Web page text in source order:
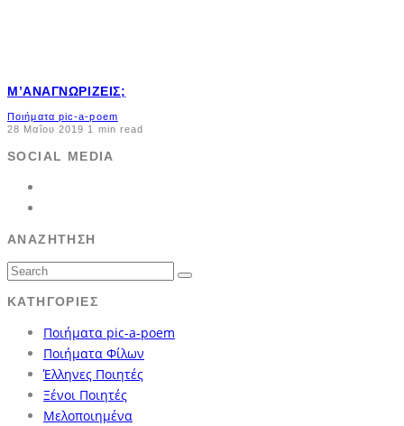
Μ’ΑΝΑΓΝΩΡΊΖΕΙΣ;
Ποιήματα pic-a-poem
28 Μαΐου 2019 1 min read
SOCIAL MEDIA
ΑΝΑΖΉΤΗΣΗ
ΚΑΤΗΓΟΡΊΕΣ
Ποιήματα pic-a-poem
Ποιήματα Φίλων
Έλληνες Ποιητές
Ξένοι Ποιητές
Μελοποιημένα